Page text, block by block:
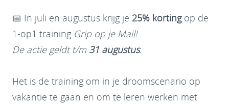
📅 In juli en augustus krijg je 25% kortingop de
1-op1 training Grip op je Mail!
De actie geldt t/m 31 augustus.
Het is de training om in je droomscenario op
vakantie te gaan en om te leren werken met